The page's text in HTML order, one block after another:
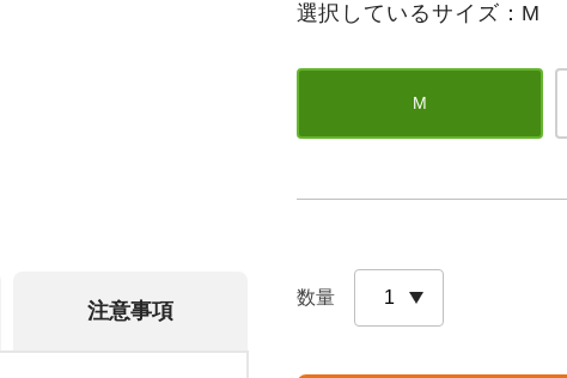
注意事項
選択しているサイズ：M
M
数量